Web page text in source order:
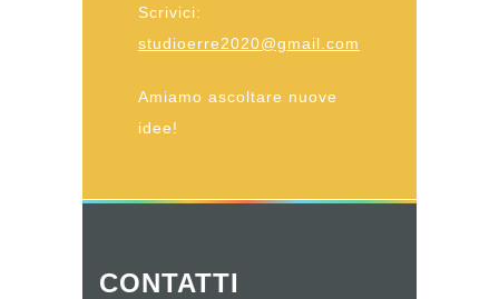
Scrivici:
studioerre2020@gmail.com
Amiamo ascoltare nuove
idee!
CONTATTI